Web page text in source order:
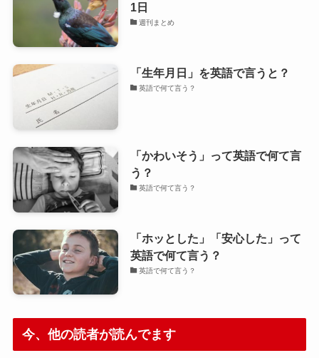
1日
週刊まとめ
「生年月日」を英語で言うと？
英語で何て言う？
「かわいそう」って英語で何て言
う？
英語で何て言う？
「ホッとした」「安心した」って
英語で何て言う？
英語で何て言う？
今、他の読者が読んでます